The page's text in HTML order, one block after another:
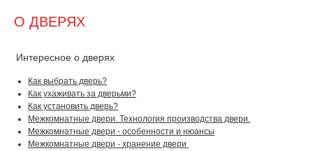
О ДВЕРЯХ
Интересное о дверях
Как выбрать дверь?
Как ухаживать за дверьми?
Как установить дверь?
Межкомнатные двери. Технология производства двери.
Межкомнатные двери - особенности и нюансы
Межкомнатные двери - хранение двери